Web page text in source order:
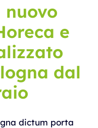
nuovo
e
dal
dictum porta